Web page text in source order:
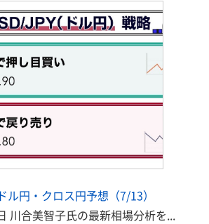
ル円・クロス円予想（7/13）
川合美智子氏の最新相場分析を...